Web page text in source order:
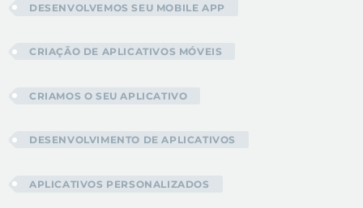
DESENVOLVEMOS SEU MOBILE APP
CRIAÇÃO DE APLICATIVOS MÓVEIS
CRIAMOS O SEU APLICATIVO
DESENVOLVIMENTO DE APLICATIVOS
APLICATIVOS PERSONALIZADOS